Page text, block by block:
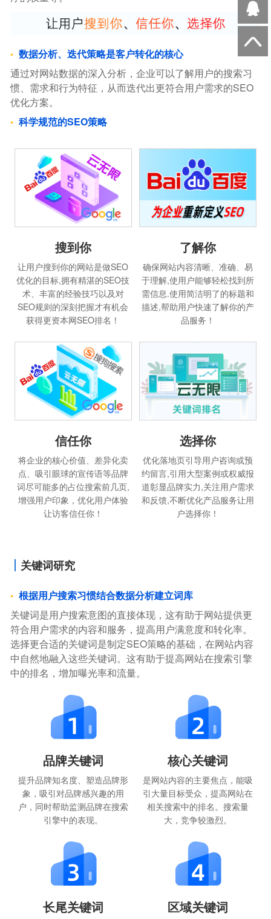
数据分析、迭代策略是客户转化的核心
通过对网站数据的深入分析，企业可以了解用户的搜索习
惯、需求和行为特征，从而迭代出更符合用户需求的SEO
优化方案。
科学规范的SEO策略
搜到你
让用户搜到你的网站是做SEO
优化的目标,拥有精湛的SEO技
术、丰富的经验技巧以及对
SEO规则的深刻把握才有机会
获得更资本网SEO排名！
了解你
确保网站内容清晰、准确、易
于理解,使用户能够轻松找到所
需信息.使用简洁明了的标题和
描述,帮助用户快速了解你的产
品服务！
信任你
将企业的核心价值、差异化卖
点、吸引眼球的宣传语等品牌
词尽可能多的占位搜索前几页,
增强用户印象，优化用户体验
让访客信任你！
选择你
优化落地页引导用户咨询或预
约留言,引用大型案例或权威报
道彰显品牌实力,关注用户需求
和反馈,不断优化产品服务让用
户选择你！
关键词研究
根据用户搜索习惯结合数据分析建立词库
关键词是用户搜索意图的直接体现，这有助于网站提供更
符合用户需求的内容和服务，提高用户满意度和转化率。
选择更合适的关键词是制定SEO策略的基础，在网站内容
中自然地融入这些关键词。这有助于提高网站在搜索引擎
中的排名，增加曝光率和流量。
品牌关键词
提升品牌知名度、塑造品牌形
象，吸引对品牌感兴趣的用
户，同时帮助监测品牌在搜索
引擎中的表现。
核心关键词
是网站内容的主要焦点，能吸
引大量目标受众，提高网站在
相关搜索中的排名。搜索量
大，竞争较激烈。
长尾关键词 区域关键词